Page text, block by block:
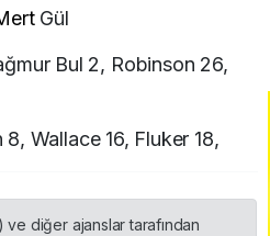
Gül
Bul 2, Robinson 26,
Wallace 16, Fluker 18,
ve diğer ajanslar tarafından